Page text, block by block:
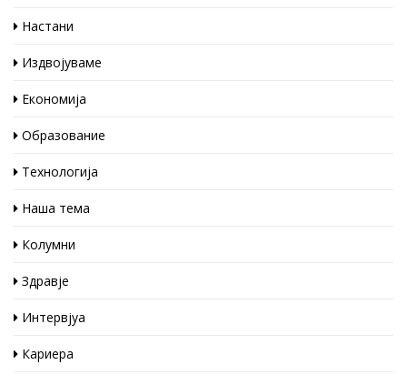
Настани
Издвојуваме
Економија
Образование
Технологија
Наша тема
Колумни
Здравје
Интервјуа
Кариера